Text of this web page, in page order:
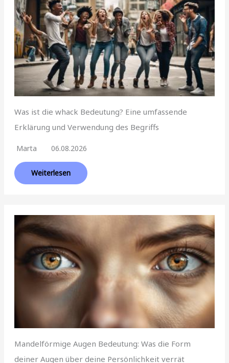
Was ist die whack Bedeutung? Eine umfassende
Erklärung und Verwendung des Begriffs
Marta 06.08.2026
Weiterlesen
Mandelförmige Augen Bedeutung: Was die Form
deiner Augen über deine Persönlichkeit verrät